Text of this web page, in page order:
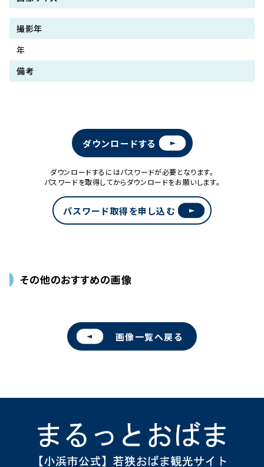
撮影年
年
備考
ダウンロードする
ダウンロードするにはパスワードが必要となります。
パスワードを取得してからダウンロードをお願いします。
パスワード取得を申し込む
その他のおすすめの画像
画像一覧へ戻る